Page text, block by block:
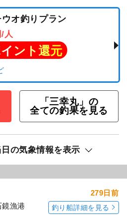
オ釣りプラン
/人
ント還元
「三幸丸」の
全ての釣果を見る
の気象情報を表示
漁港
279日前
釣り船詳細を見る